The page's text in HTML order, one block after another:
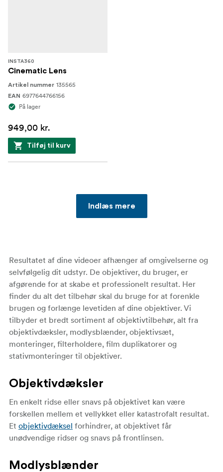
INSTA360
Cinematic Lens
Artikel nummer 135565
EAN 6977644766156
På lager
949,00 kr.
Tilføj til kurv
Indlæs mere
Resultatet af dine videoer afhænger af omgivelserne og
selvfølgelig dit udstyr. De objektiver, du bruger, er
afgørende for at skabe et professionelt resultat. Her
finder du alt det tilbehør skal du bruge for at forenkle
brugen og forlænge levetiden af dine objektiver. Vi
tilbyder et bredt sortiment af objektivtilbehør, alt fra
objektivdæksler, modlysblænder, objektivsæt,
monteringer, filterholdere, film duplikatorer og
stativmonteringer til objektiver.
Objektivdæksler
En enkelt ridse eller snavs på objektivet kan være
forskellen mellem et vellykket eller katastrofalt resultat.
Et objektivdæksel forhindrer, at objektivet får
unødvendige ridser og snavs på frontlinsen.
Modlysblænder